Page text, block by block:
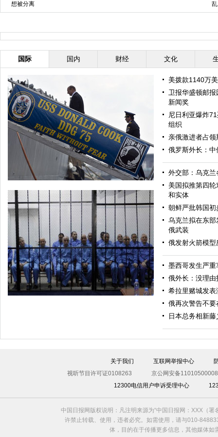
想被分离
国际 国内 财经 文化
美军导弹驱逐舰抵达黑海旨在威慑俄罗斯
利比亚法庭开审卡扎菲政权高官
美拨款1140万
卫报华盛顿邮
新闻奖
尼日利亚爆炸
组织
亲俄激进者占
俄罗斯外长：
外交部：乌克
美国拟推第四
和实体
朝鲜严批韩国
乌克兰拟在东
俄武装
俄发射火箭模
墨西哥发生严
俄外长：没理
希拉里赌城发
俄再次警告不
日本总务相新
关于我们 互联网举报中心
视听节目许可证0108263
京公网安备
12300电信用户申诉受理中心
中国日报网版权说明：凡注明来源为“中国日报网：XXX（
许禁止转载、使用，违者必究。如需使用，请与010-
体，目的在于传播更多信息，其他媒体